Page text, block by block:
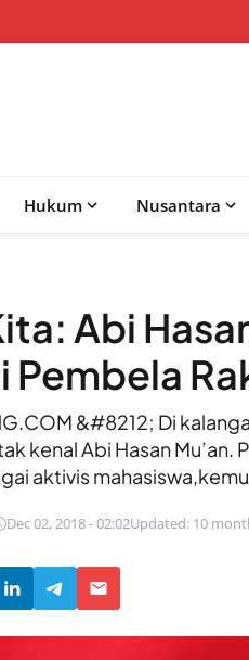
Hukum Nusantara
Abi
Pembela
&#8212; Di
kenal Abi Hasan
aktivis
Dec 02, 2018 - 02:02Updated: 10